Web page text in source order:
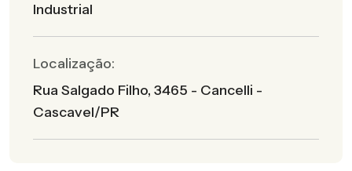
Industrial
Localização:
Rua Salgado Filho, 3465 - Cancelli -
Cascavel/PR